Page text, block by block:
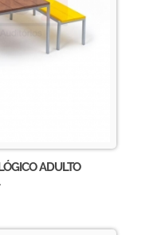
ADULTO